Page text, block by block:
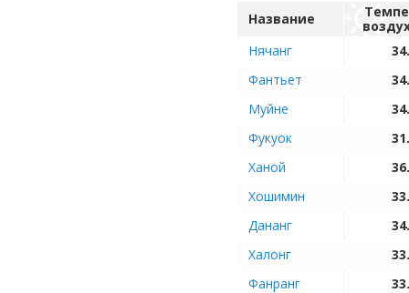
Название
Нячанг
Фантьет
Муйне
Фукуок
Ханой
Хошимин
Дананг
Халонг
Фанранг